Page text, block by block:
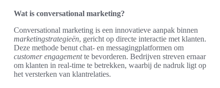
Wat is conversational marketing?
Conversational marketing is een innovatieve aanpak binnen
marketingstrategieën, gericht op directe interactie met klanten.
Deze methode benut chat- en messagingplatformen om
customer engagementte bevorderen. Bedrijven streven ernaar
om klanten in real-time te betrekken, waarbij de nadruk ligt op
het versterken van klantrelaties.